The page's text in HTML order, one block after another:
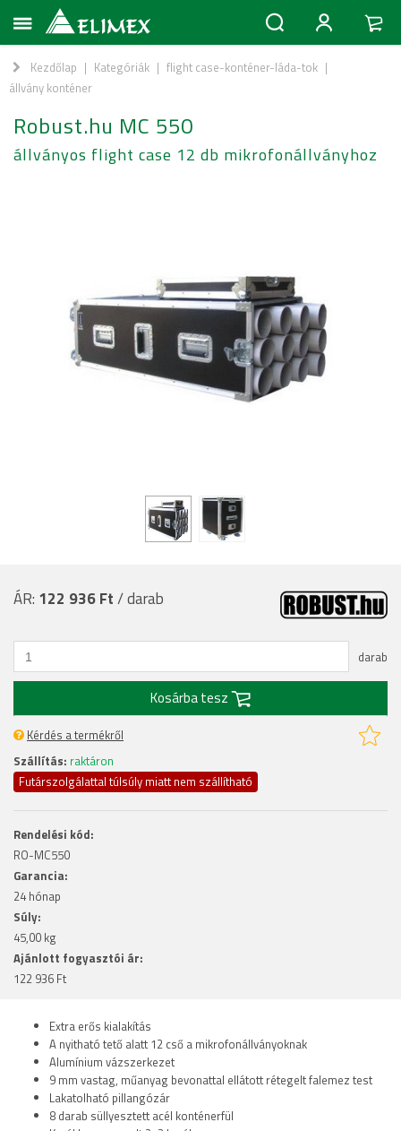
Kezdőlap | Kategóriák | flight case-konténer-láda-tok |
állvány konténer
Robust.hu MC 550
állványos flight case 12 db mikrofonállványhoz
ÁR: 122 936 Ft/ darab
darab
Kosárba tesz
Kérdés a termékről
Szállítás: raktáron
Futárszolgálattal túlsúly miatt nem szállítható
Rendelési kód:
RO-MC550
Garancia:
24 hónap
Súly:
45,00 kg
Ajánlott fogyasztói ár:
122 936 Ft
Extra erős kialakítás
A nyitható tető alatt 12 cső a mikrofonállványoknak
Alumínium vázszerkezet
9 mm vastag, műanyag bevonattal ellátott rétegelt falemez test
Lakatolható pillangózár
8 darab süllyesztett acél konténerfül